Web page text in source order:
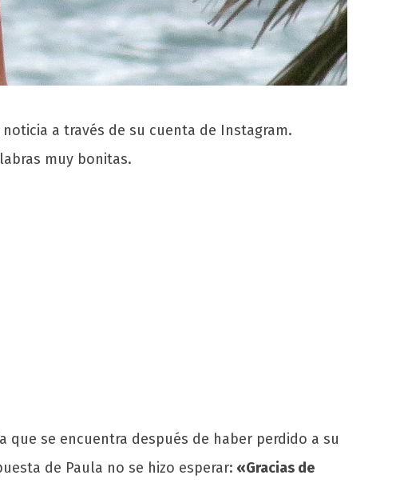
a través de su cuenta de Instagram.
muy bonitas.
se encuentra después de haber perdido a su
de Paula no se hizo esperar: «Gracias de